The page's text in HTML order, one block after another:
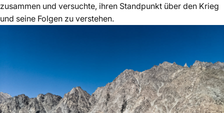
zusammen und versuchte, ihren Standpunkt über den Krieg
und seine Folgen zu verstehen.